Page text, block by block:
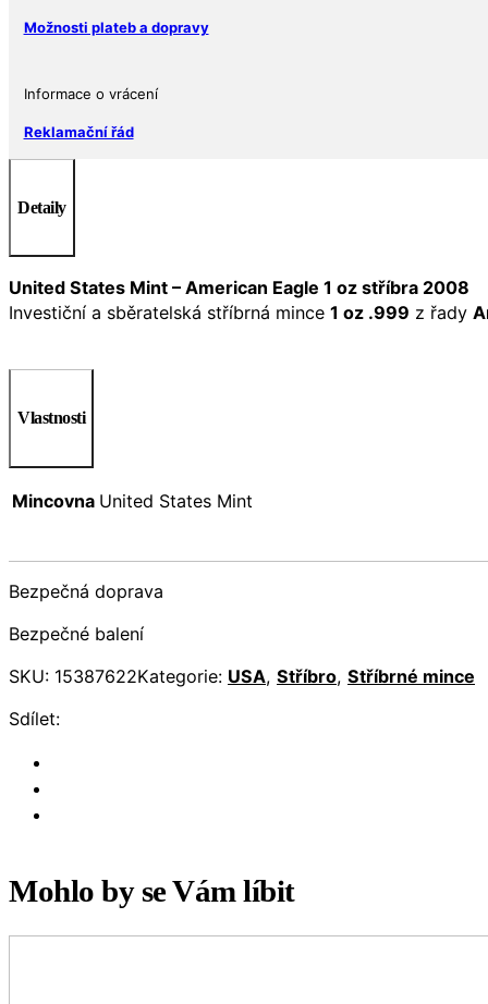
Možnosti plateb a dopravy
Informace o vrácení
Reklamační řád
Detaily
United States Mint – American Eagle 1 oz stříbra 2008
Investiční a sběratelská stříbrná mince 1 oz .999 z řady
Vlastnosti
Mincovna United States Mint
Bezpečná doprava
Bezpečné balení
SKU: 15387622Kategorie: USA, Stříbro, Stříbrné mince
Sdílet:
Mohlo by se Vám líbit